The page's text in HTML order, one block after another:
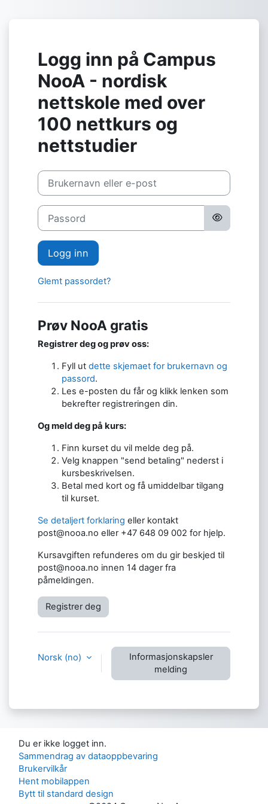
Logg inn på Campus
NooA - nordisk
nettskole med over
100 nettkurs og
nettstudier
Hopp over å lage ny brukerkonto
Brukernavn eller e-post
Passord
Logg inn
Glemt passordet?
Prøv NooA gratis
Registrer deg og prøv oss:
Fyll ut dette skjemaet for brukernavn og
passord.
Les e-posten du får og klikk lenken som
bekrefter registreringen din.
Og meld deg på kurs:
Finn kurset du vil melde deg på.
Velg knappen "send betaling" nederst i
kursbeskrivelsen.
Betal med kort og få umiddelbar tilgang
til kurset.
Se detaljert forklaring eller kontakt
post@nooa.no eller +47 648 09 002 for hjelp.
Kursavgiften refunderes om du gir beskjed til
post@nooa.no innen 14 dager fra
påmeldingen.
Registrer deg
Norsk ‎(no)‎
Informasjonskapsler
melding
Du er ikke logget inn.
Sammendrag av dataoppbevaring
Brukervilkår
Hent mobilappen
Bytt til standard design